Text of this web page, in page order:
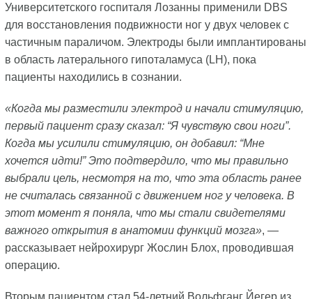
Университетского госпиталя Лозанны применили DBS
для восстановления подвижности ног у двух человек с
частичным параличом. Электроды были имплантированы
в область латерального гипоталамуса (LH), пока
пациенты находились в сознании.
«Когда мы разместили электрод и начали стимуляцию,
первый пациент сразу сказал: “Я чувствую свои ноги”.
Когда мы усилили стимуляцию, он добавил: “Мне
хочется идти!” Это подтвердило, что мы правильно
выбрали цель, несмотря на то, что эта область ранее
не считалась связанной с движением ног у человека. В
этот момент я поняла, что мы стали свидетелями
важного открытия в анатомии функций мозга», —
рассказывает нейрохирург Жослин Блох, проводившая
операцию.
Вторым пациентом стал 54-летний Вольфганг Йегер из